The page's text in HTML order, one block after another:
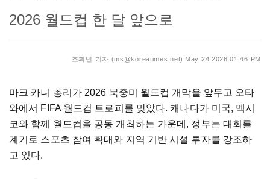
2026 월드컵 한 달 앞으로
조휘빈 기자 (ms@koreatimes.net) May 24 2026 01:46 PM
마크 카니 총리가 2026 북중미 월드컵 개막을 앞두고 오타
와에서 FIFA 월드컵 트로피를 맞았다. 캐나다가 미국, 멕시
코와 함께 월드컵을 공동 개최하는 가운데, 정부는 대회를
계기로 스포츠 참여 확대와 지역 기반 시설 투자를 강조하
고 있다.